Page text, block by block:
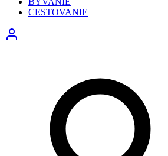
CESTOVANIE